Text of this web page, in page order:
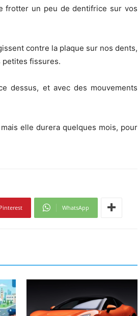
un peu de dentifrice sur vos
contre la plaque sur nos dents,
petites fissures.
dessus, et avec des mouvements
elle durera quelques mois, pour
Pinterest WhatsApp